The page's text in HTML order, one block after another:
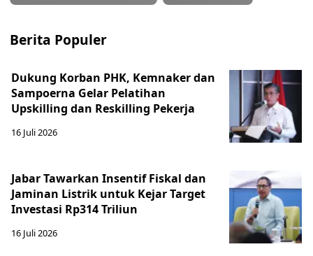
Berita Populer
Dukung Korban PHK, Kemnaker dan
Sampoerna Gelar Pelatihan
Upskilling dan Reskilling Pekerja
16 Juli 2026
Jabar Tawarkan Insentif Fiskal dan
Jaminan Listrik untuk Kejar Target
Investasi Rp314 Triliun
16 Juli 2026